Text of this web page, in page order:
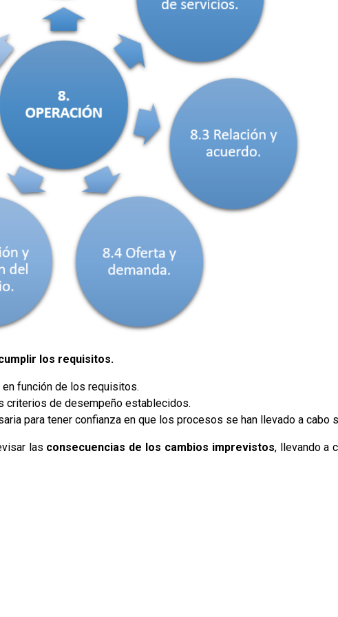
los requisitos.
función de los requisitos.
criterios de desempeño establecidos.
para tener confianza en que los procesos se han llevado a cabo
las consecuencias de los cambios imprevistos, llevando a